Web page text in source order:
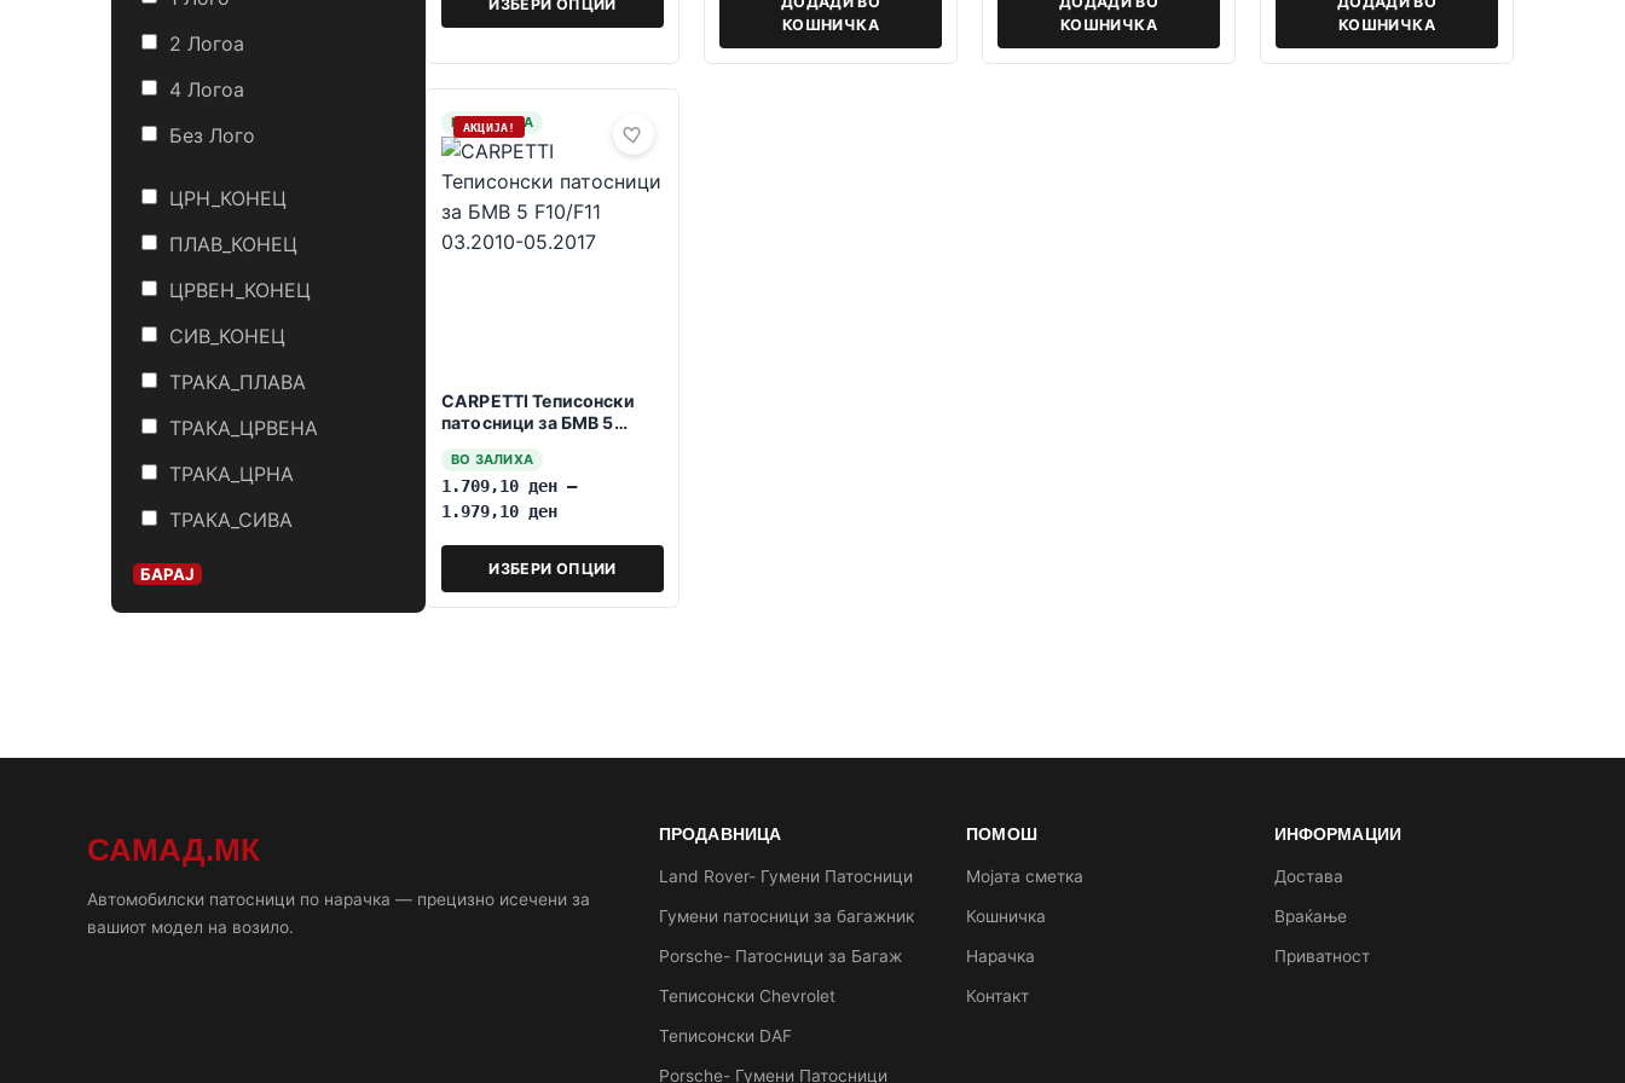
2 Логоa
4 Логоa
Без Лого
ЦРН_КОНЕЦ
ПЛАВ_КОНЕЦ
ЦРВЕН_КОНЕЦ
СИВ_КОНЕЦ
ТРАКА_ПЛАВА
ТРАКА_ЦРВЕНА
ТРАКА_ЦРНА
ТРАКА_СИВА
БАРАЈ
ИЗБЕРИ ОПЦИИ
КОШНИЧКА
КОШНИЧКА
КОШНИЧКА
НА ЗАЛИХА
АКЦИЈА!
CARPETTI Теписонски
патосници за БМВ 5
ВО ЗАЛИХА
1.709,10 ден –
1.979,10 ден
ИЗБЕРИ ОПЦИИ
САМАД.МК
Автомобилски патосници по нарачка — прецизно исечени за
вашиот модел на возило.
ПРОДАВНИЦА
Land Rover- Гумени Патосници
Гумени патосници за багажник
Porsche- Патосници за Багаж
Теписонски Chevrolet
Теписонски DAF
Porsche- Гумени Патосници
ПОМОШ
Мојата сметка
Кошничка
Нарачка
Контакт
ИНФОРМАЦИИ
Достава
Враќање
Приватност